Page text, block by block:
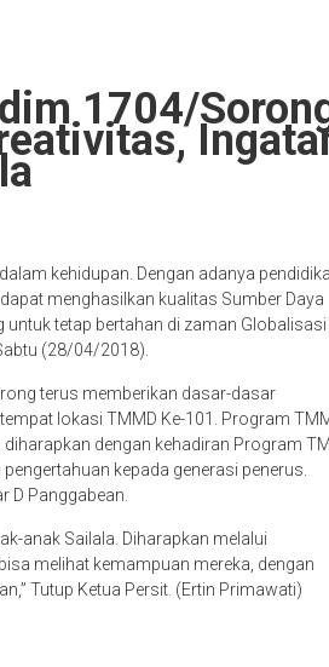
1704/
kehidupan. Dengan adanya
menghasilkan kualitas Sumber Daya
tetap bertahan di zaman Globalisasi
(28/04/2018).
terus memberikan dasar-dasar
lokasi TMMD Ke-101. Program
dengan kehadiran Program
kepada generasi penerus.
D Panggabean.
anak Sailala. Diharapkan melalui
melihat kemampuan mereka, dengan
Tutup Ketua Persit. (Ertin Primawati)